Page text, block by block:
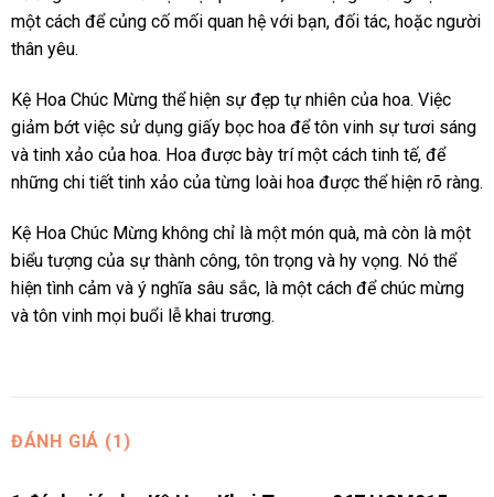
một cách để củng cố mối quan hệ với bạn, đối tác, hoặc người
thân yêu.
Kệ Hoa Chúc Mừng thể hiện sự đẹp tự nhiên của hoa. Việc
giảm bớt việc sử dụng giấy bọc hoa để tôn vinh sự tươi sáng
và tinh xảo của hoa. Hoa được bày trí một cách tinh tế, để
những chi tiết tinh xảo của từng loài hoa được thể hiện rõ ràng.
Kệ Hoa Chúc Mừng không chỉ là một món quà, mà còn là một
biểu tượng của sự thành công, tôn trọng và hy vọng. Nó thể
hiện tình cảm và ý nghĩa sâu sắc, là một cách để chúc mừng
và tôn vinh mọi buổi lễ khai trương.
ĐÁNH GIÁ (1)